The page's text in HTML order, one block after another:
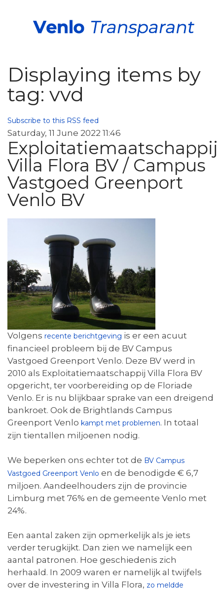
Displaying items by
tag: vvd
Subscribe to this RSS feed
Saturday, 11 June 2022 11:46
Exploitatiemaatschappij
Villa Flora BV / Campus
Vastgoed Greenport
Venlo BV
Volgens recente berichtgeving is er een acuut
financieel probleem bij de BV Campus
Vastgoed Greenport Venlo. Deze BV werd in
2010 als Exploitatiemaatschappij Villa Flora BV
opgericht, ter voorbereiding op de Floriade
Venlo. Er is nu blijkbaar sprake van een dreigend
bankroet. Ook de Brightlands Campus
Greenport Venlo kampt met problemen. In totaal
zijn tientallen miljoenen nodig.
We beperken ons echter tot de BV Campus
Vastgoed Greenport Venlo en de benodigde € 6,7
miljoen. Aandeelhouders zijn de provincie
Limburg met 76% en de gemeente Venlo met
24%.
Een aantal zaken zijn opmerkelijk als je iets
verder terugkijkt. Dan zien we namelijk een
aantal patronen. Hoe geschiedenis zich
herhaald. In 2009 waren er namelijk al twijfels
over de investering in Villa Flora, zo meldde